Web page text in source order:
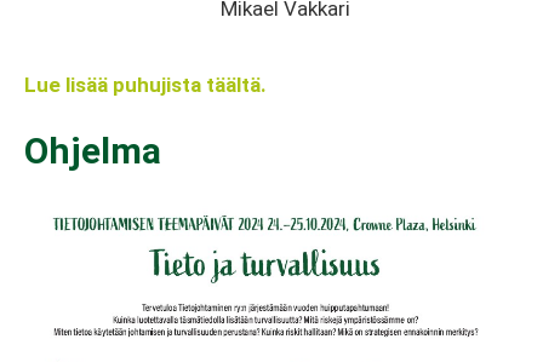
Mikael Vakkari
Lue lisää puhujista täältä.
Ohjelma